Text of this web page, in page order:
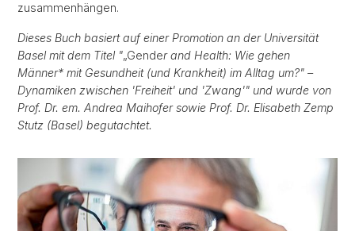
zusammenhängen.
Dieses Buch basiert auf einer Promotion an der Universität
Basel mit dem Titel "„Gender and Health: Wie gehen
Männer* mit Gesundheit (und Krankheit) im Alltag um?" –
Dynamiken zwischen 'Freiheit' und 'Zwang'" und wurde von
Prof. Dr. em. Andrea Maihofer sowie Prof. Dr. Elisabeth Zemp
Stutz (Basel) begutachtet.